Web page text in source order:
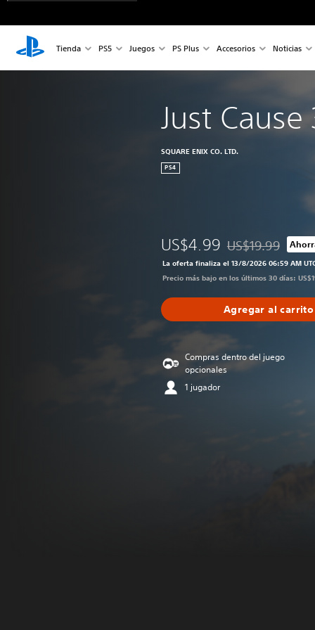
Tienda PS5 Juegos PS Plus Accesorios Noticias
Just Cause
SQUARE ENIX CO. LTD.
PS4
US$4.99 Rebajado del
US$19.99
La oferta finaliza el 13/8/2026 06:59 AM
Precio más bajo en los últimos 30 días:
Agregar al carrito
Compras dentro del juego
opcionales
1 jugador